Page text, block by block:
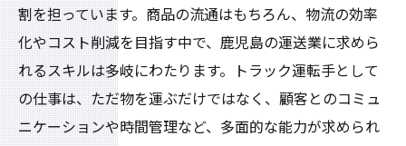
割を担っています。商品の流通はもちろん、物流の効率
化やコスト削減を目指す中で、鹿児島の運送業に求めら
れるスキルは多岐にわたります。トラック運転手として
の仕事は、ただ物を運ぶだけではなく、顧客とのコミュ
ニケーションや時間管理など、多面的な能力が求められ